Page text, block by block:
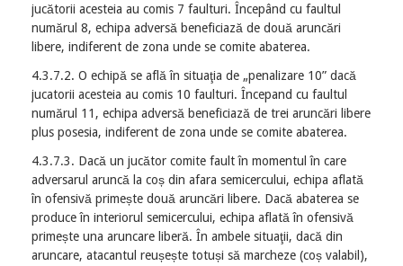
jucătorii acesteia au comis 7 faulturi. Începând cu faultul
numărul 8, echipa adversă beneficiază de două aruncări
libere, indiferent de zona unde se comite abaterea.
4.3.7.2. O echipă se află în situaţia de „penalizare 10” dacă
jucatorii acesteia au comis 10 faulturi. Începand cu faultul
numărul 11, echipa adversă beneficiază de trei aruncări libere
plus posesia, indiferent de zona unde se comite abaterea.
4.3.7.3. Dacă un jucător comite fault în momentul în care
adversarul aruncă la coș din afara semicercului, echipa aflată
în ofensivă primește două aruncări libere. Dacă abaterea se
produce în interiorul semicercului, echipa aflată în ofensivă
primește una aruncare liberă. În ambele situaţii, dacă din
aruncare, atacantul reușește totuși să marcheze (coș valabil),